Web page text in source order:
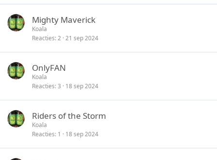
Mighty Maverick
Koala
Reacties 2 21 sep 2024
OnlyFAN
Koala
Reacties 3 18 sep 2024
Riders of the Storm
Koala
Reacties 1 18 sep 2024